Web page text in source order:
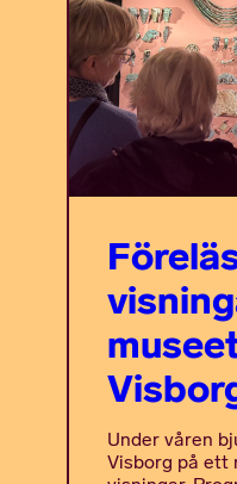
Under våren
Visborg på ett